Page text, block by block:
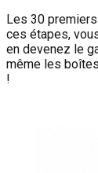
Les 30
ces étapes,
en devenez le
même les
!